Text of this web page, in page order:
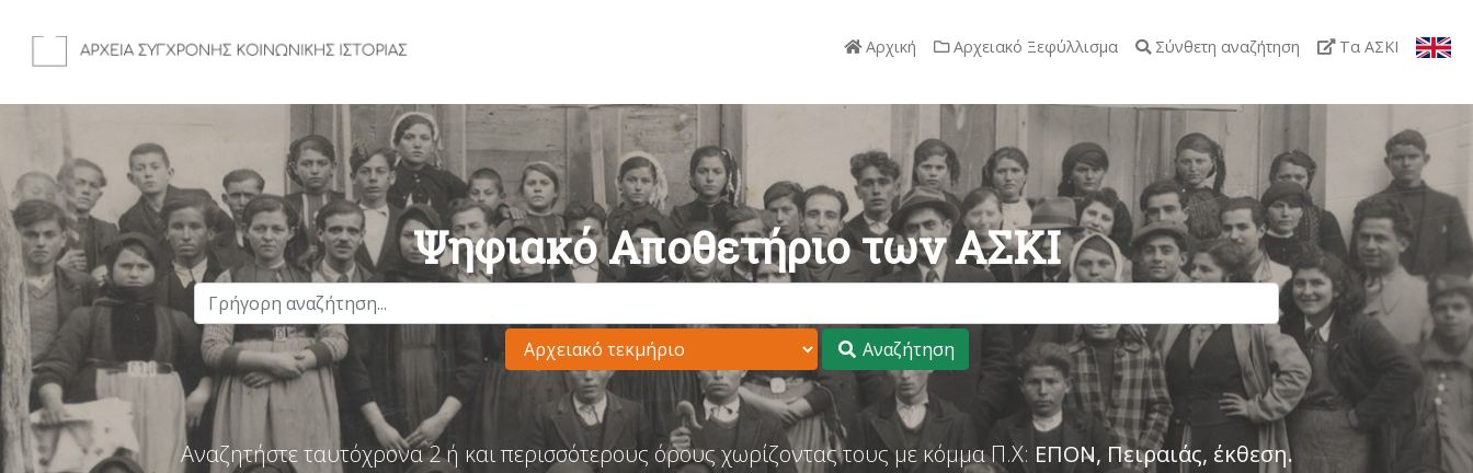
Αρχική Αρχειακό Ξεφύλλισμα Σύνθετη αναζήτηση Τα ΑΣΚΙ
Ψηφιακό Αποθετήριο των ΑΣΚΙ
Αναζήτηση
Αναζητήστε ταυτόχρονα 2 ή και περισσότερους όρους χωρίζοντας τους με κόμμα Π.Χ: ΕΠΟΝ, Πειραιάς, έκθεση.